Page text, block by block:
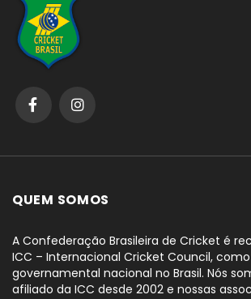
QUEM SOMOS
A Confederação Brasileira de Cricket é
ICC – Internacional Cricket Council,
governamental nacional no Brasil. Nós
afiliado da ICC desde 2002 e nossas